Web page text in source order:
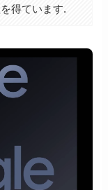
得ています.